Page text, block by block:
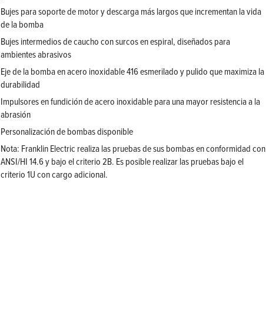
Bujes para soporte de motor y descarga más largos que incrementan la vida
de la bomba
Bujes intermedios de caucho con surcos en espiral, diseñados para
ambientes abrasivos
Eje de la bomba en acero inoxidable 416 esmerilado y pulido que maximiza la
durabilidad
Impulsores en fundición de acero inoxidable para una mayor resistencia a la
abrasión
Personalización de bombas disponible
Nota: Franklin Electric realiza las pruebas de sus bombas en conformidad con
ANSI/HI 14.6 y bajo el criterio 2B. Es posible realizar las pruebas bajo el
criterio 1U con cargo adicional.